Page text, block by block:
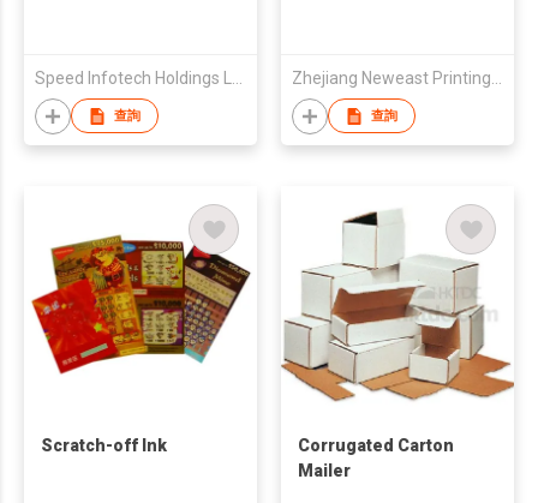
Speed Infotech Holdings Ltd
查詢
Zhejiang Neweast Printing Ink (Group) Co., Ltd
查詢
Scratch-off Ink
Corrugated Carton
Mailer